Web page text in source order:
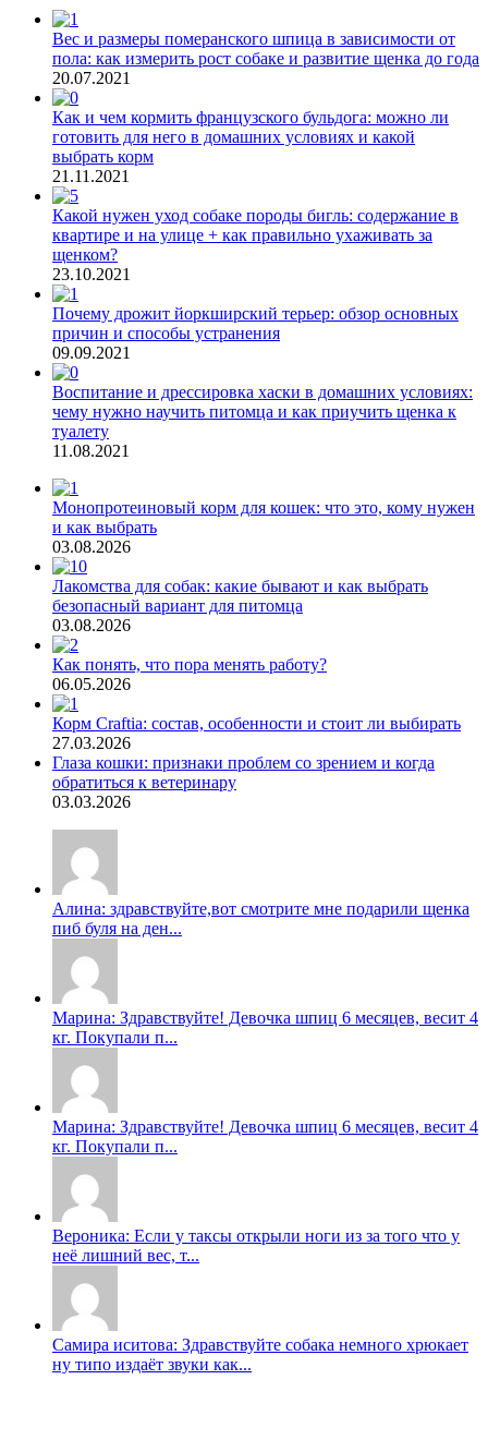
Вес и размеры померанского шпица в зависимости от
пола: как измерить рост собаке и развитие щенка до года
20.07.2021
Как и чем кормить французского бульдога: можно ли
готовить для него в домашних условиях и какой
выбрать корм
21.11.2021
Какой нужен уход собаке породы бигль: содержание в
квартире и на улице + как правильно ухаживать за
щенком?
23.10.2021
Почему дрожит йоркширский терьер: обзор основных
причин и способы устранения
09.09.2021
Воспитание и дрессировка хаски в домашних условиях:
чему нужно научить питомца и как приучить щенка к
туалету
11.08.2021
Монопротеиновый корм для кошек: что это, кому нужен
и как выбрать
03.08.2026
Лакомства для собак: какие бывают и как выбрать
безопасный вариант для питомца
03.08.2026
Как понять, что пора менять работу?
06.05.2026
Корм Craftia: состав, особенности и стоит ли выбирать
27.03.2026
Глаза кошки: признаки проблем со зрением и когда
обратиться к ветеринару
03.03.2026
Алина: здравствуйте,вот смотрите мне подарили щенка
пиб буля на ден...
Марина: Здравствуйте! Девочка шпиц 6 месяцев, весит 4
кг. Покупали п...
Марина: Здравствуйте! Девочка шпиц 6 месяцев, весит 4
кг. Покупали п...
Вероника: Если у таксы открыли ноги из за того что у
неë лишний вес, т...
Самира иситова: Здравствуйте собака немного хрюкает
ну типо издаёт звуки как...